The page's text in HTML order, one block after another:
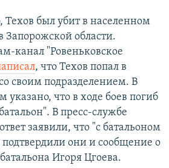
Техов был убит в населенном
Запорожской области.
канал "Ровеньковское
, что Техов попал в
своим подразделением. В
указано, что в ходе боев погиб
В пресс-службе
заявили, что "с батальоном
они и сообщение о
Игоря Цгоева.